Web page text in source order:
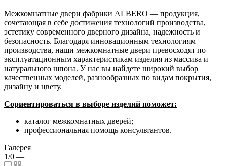
Межкомнатные двери фабрики ALBERO — продукция,
сочетающая в себе достижения технологий производства,
эстетику современного дверного дизайна, надежность и
безопасность. Благодаря инновационным технологиям
производства, наши межкомнатные двери превосходят по
эксплуатационным характеристикам изделия из массива и
натурального шпона. У нас вы найдете широкий выбор
качественных моделей, разнообразных по видам покрытия,
дизайну и цвету.
Сориентироваться в выборе изделий поможет:
каталог межкомнатных дверей;
профессиональная помощь консультантов.
Галерея
1/0 —